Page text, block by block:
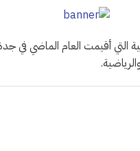
التي أقيمت العام الماضي